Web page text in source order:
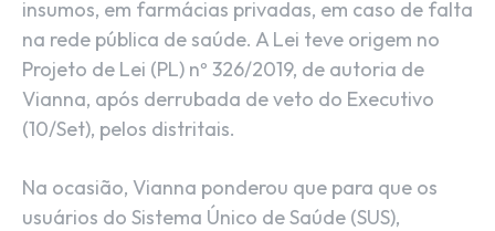
insumos, em farmácias privadas, em caso de falta
na rede pública de saúde. A Lei teve origem no
Projeto de Lei (PL) nº 326/2019, de autoria de
Vianna, após derrubada de veto do Executivo
(10/Set), pelos distritais.
Na ocasião, Vianna ponderou que para que os
usuários do Sistema Único de Saúde (SUS),